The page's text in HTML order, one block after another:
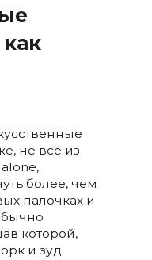
не все из
более, чем
палочках и
которой,
и зуд.